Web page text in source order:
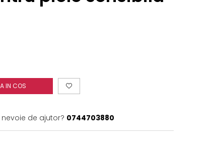
IN COS
nevoie de ajutor? 0744703880